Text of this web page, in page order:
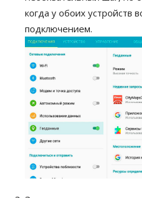
когда у обоих устройств
подключением.